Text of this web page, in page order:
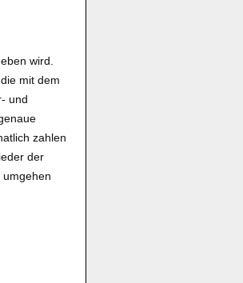
wird.
mit dem
und
zahlen
der
umgehen